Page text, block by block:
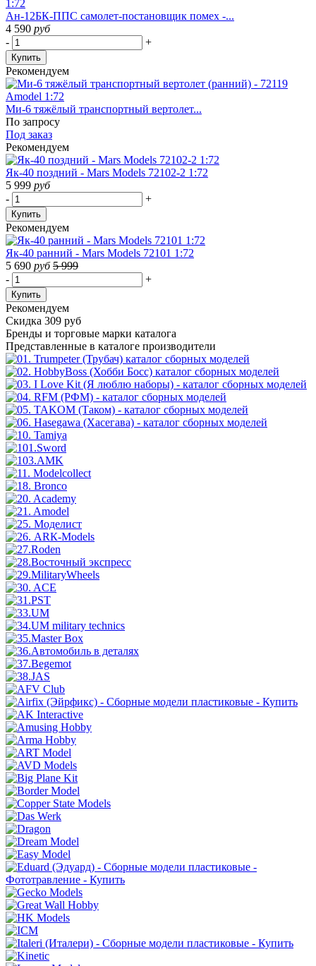
Ан-12БК-ППС самолет-постановщик помех -...
4 590 руб
-
+
Купить
Рекомендуем
Ми-6 тяжёлый транспортный вертолет...
По запросу
Под заказ
Рекомендуем
Як-40 поздний - Mars Models 72102-2 1:72
5 999 руб
-
+
Купить
Рекомендуем
Як-40 ранний - Mars Models 72101 1:72
5 690 руб 5 999
-
+
Купить
Рекомендуем
Скидка 309 руб
Бренды и торговые марки каталога
Представленные в каталоге производители